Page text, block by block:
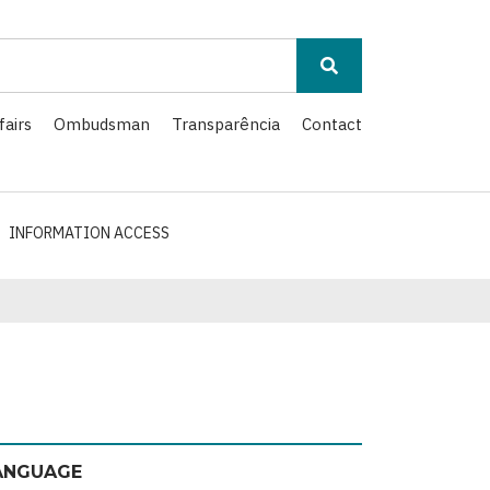
Ombudsman Transparência Contact
INFORMATION ACCESS